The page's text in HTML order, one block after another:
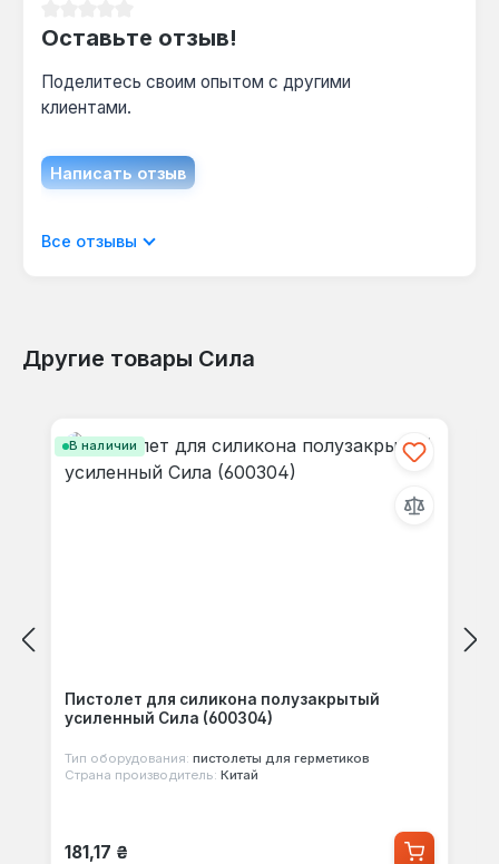
Можно ли использовать во влажных
условиях?
защищает инструмент от ржавчины при
работе в сырых помещениях.
Оставьте отзыв!
Поделитесь своим опытом с другими
клиентами.
Написать отзыв
Отображать отзывы только на текущем
Все отзывы
Другие товары Сила
В наличии
Пистолет для силикона полузакрытый
усиленный Сила (600304)
Тип оборудования: пистолеты для герметиков
Страна производитель: Китай
Обычная цена:
181,17 ₴